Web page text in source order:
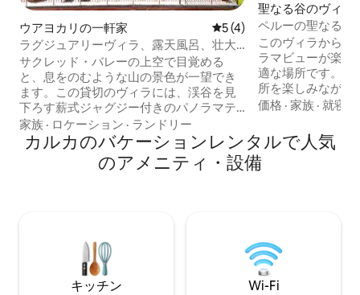
ウアヨカリの一軒家 レビュー4件、5つ星中5つ
5 (4)
ラグジュアリーヴィラ、露天風呂、壮大
な聖なる谷の絶景
サクレッド・バレーの上空で目覚める
と、息をのむような山の景色が一望でき
ます。この貸切のヴィラには、渓谷を見
下ろす薪式ジャグジー付きのパノラマテ
ラスがあり、日の出や星空を見るのに最
適です。ラウンジエリア、ファイヤーピ
ット、スモーカー／グリルを利用して、
忘れられないひと時をお過ごしくださ
族、少人数グループでのご利用に最適で
家族 · ロケーション · ランドリー
聖なる谷のヴィラ
ペルーの聖なる谷
このヴィラからは
ラマビューが楽し
適な場所です。ま
所を楽しみながら
のにも最適です。
ます。 ヴィラに
り、メインのベッ
イズのベッドが1
価格 ·家族 ·就寝
カルカのバケーションレンタルで人気
のアメニティ・設備
キッチン Wi-Fi